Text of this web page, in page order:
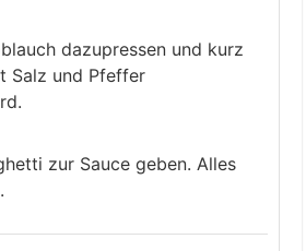
dazupressen und kurz
Salz und Pfeffer
zur Sauce geben. Alles